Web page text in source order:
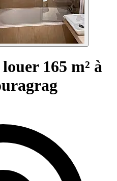
165 m² à